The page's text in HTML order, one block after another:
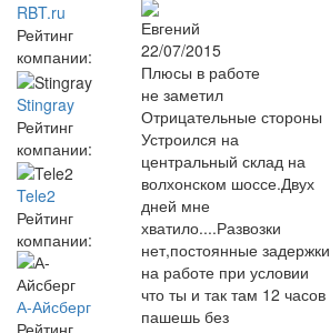
RBT.ru
Рейтинг
компании:
Stingray
Рейтинг
компании:
Tele2
Рейтинг
компании:
А-Айсберг
Рейтинг
Евгений
22/07/2015
Плюсы в работе
не заметил
Отрицательные стороны
Устроился на
центральный склад на
волхонском шоссе.Двух
дней мне
хватило....Развозки
нет,постоянные задержки
на работе при условии
что ты и так там 12 часов
пашешь без